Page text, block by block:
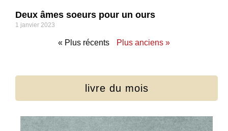
Deux âmes soeurs pour un ours
1 janvier 2023
« Plus récents Plus anciens »
livre du mois